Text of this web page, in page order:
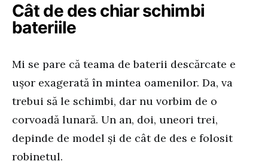
Cât de des chiar schimbi
bateriile
Mi se pare că teama de baterii descărcate e
ușor exagerată în mintea oamenilor. Da, va
trebui să le schimbi, dar nu vorbim de o
corvoadă lunară. Un an, doi, uneori trei,
depinde de model și de cât de des e folosit
robinetul.